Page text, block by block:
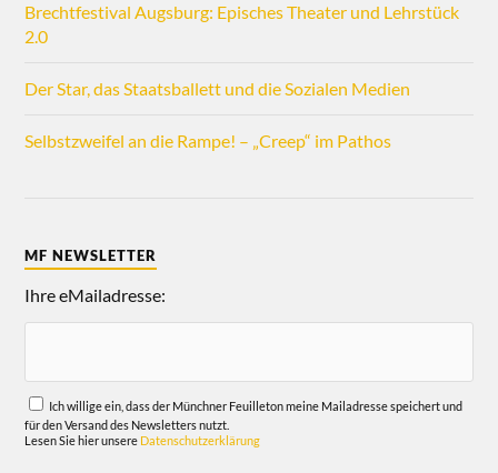
Brechtfestival Augsburg: Episches Theater und Lehrstück
2.0
Der Star, das Staatsballett und die Sozialen Medien
Selbstzweifel an die Rampe! – „Creep“ im Pathos
MF NEWSLETTER
Ihre eMailadresse:
Ich willige ein, dass der Münchner Feuilleton meine Mailadresse speichert und
für den Versand des Newsletters nutzt.
Lesen Sie hier unsere Datenschutzerklärung